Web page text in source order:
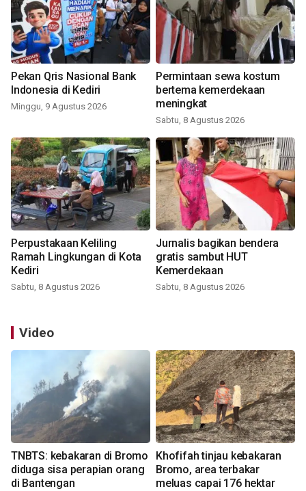
Pekan Qris Nasional Bank
Indonesia di Kediri
Minggu, 9 Agustus 2026
Permintaan sewa kostum
bertema kemerdekaan
meningkat
Sabtu, 8 Agustus 2026
Perpustakaan Keliling
Ramah Lingkungan di Kota
Kediri
Sabtu, 8 Agustus 2026
Jurnalis bagikan bendera
gratis sambut HUT
Kemerdekaan
Sabtu, 8 Agustus 2026
Video
TNBTS: kebakaran di Bromo
diduga sisa perapian orang
di Bantengan
Khofifah tinjau kebakaran
Bromo, area terbakar
meluas capai 176 hektar